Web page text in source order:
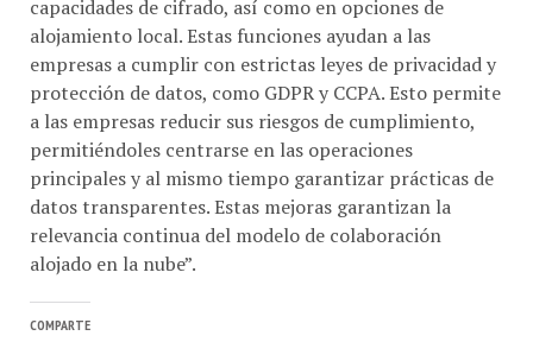
alojamiento local. Estas funciones ayudan a las
empresas a cumplir con estrictas leyes de privacidad y
protección de datos, como GDPR y CCPA. Esto permite
a las empresas reducir sus riesgos de cumplimiento,
permitiéndoles centrarse en las operaciones
principales y al mismo tiempo garantizar prácticas de
datos transparentes. Estas mejoras garantizan la
relevancia continua del modelo de colaboración
alojado en la nube”.